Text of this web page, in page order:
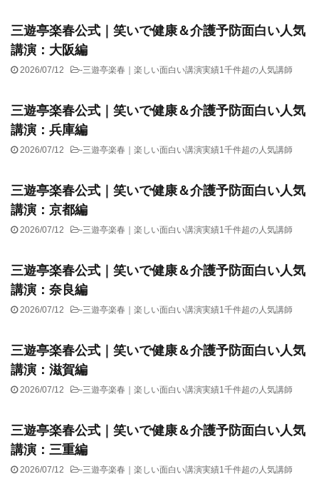
三遊亭楽春公式｜笑いで健康＆介護予防面白い人気
講演：大阪編
2026/07/12 -三遊亭楽春｜楽しい面白い講演実績1千件超の人気講師
三遊亭楽春公式｜笑いで健康＆介護予防面白い人気
講演：兵庫編
2026/07/12 -三遊亭楽春｜楽しい面白い講演実績1千件超の人気講師
三遊亭楽春公式｜笑いで健康＆介護予防面白い人気
講演：京都編
2026/07/12 -三遊亭楽春｜楽しい面白い講演実績1千件超の人気講師
三遊亭楽春公式｜笑いで健康＆介護予防面白い人気
講演：奈良編
2026/07/12 -三遊亭楽春｜楽しい面白い講演実績1千件超の人気講師
三遊亭楽春公式｜笑いで健康＆介護予防面白い人気
講演：滋賀編
2026/07/12 -三遊亭楽春｜楽しい面白い講演実績1千件超の人気講師
三遊亭楽春公式｜笑いで健康＆介護予防面白い人気
講演：三重編
2026/07/12 -三遊亭楽春｜楽しい面白い講演実績1千件超の人気講師